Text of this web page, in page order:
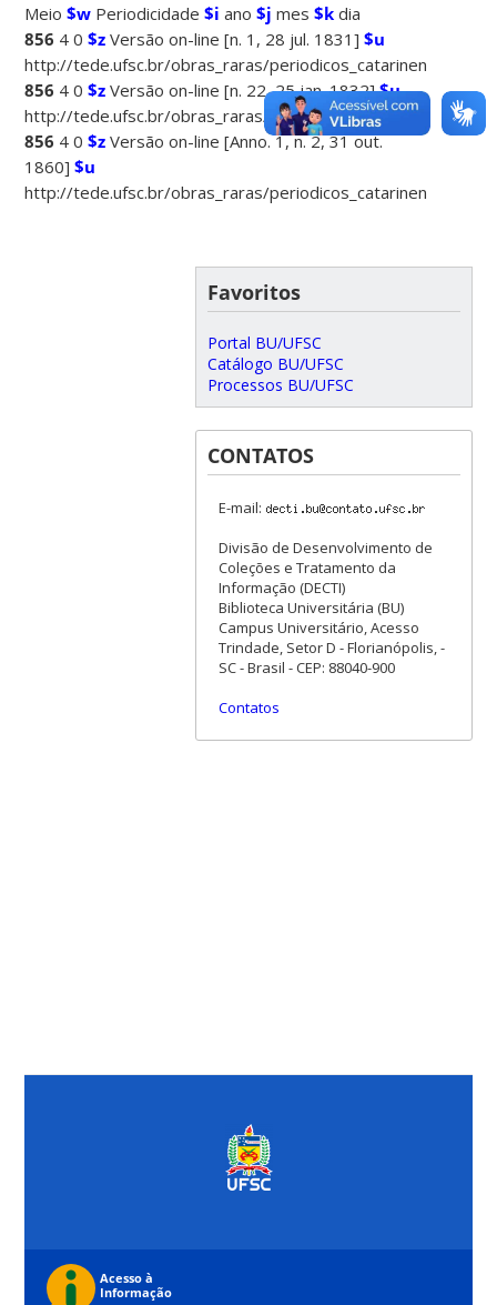
Meio$w Periodicidade$i ano$j mes$k dia
856 4 0$z Versão on-line [n. 1, 28 jul. 1831]$u
http://tede.ufsc.br/obras_raras/periodicos_catarinenses/
856 4 0$z Versão on-line [n. 22, 25 jan. 1832]$u
http://tede.ufsc.br/obras_raras/periodicos_catarinenses/
856 4 0$z Versão on-line [Anno. 1, n. 2, 31 out.
1860]$u
http://tede.ufsc.br/obras_raras/periodicos_catarinenses/
Favoritos
Portal BU/UFSC
Catálogo BU/UFSC
Processos BU/UFSC
CONTATOS
E-mail:
Divisão de Desenvolvimento de
Coleções e Tratamento da
Informação (DECTI)
Biblioteca Universitária (BU)
Campus Universitário, Acesso
Trindade, Setor D - Florianópolis, -
SC - Brasil - CEP: 88040-900
Contatos